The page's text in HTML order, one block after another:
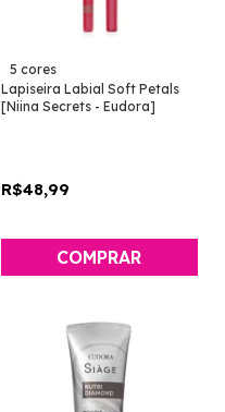
5 cores
Lapiseira Labial Soft Petals
[Niina Secrets - Eudora]
R$48,99
COMPRAR